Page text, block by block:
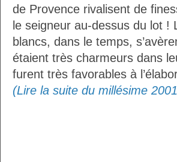
de Provence rivalisent de
le seigneur au-dessus du lot
blancs, dans le temps,
étaient très charmeurs dans
furent très favorables à
(Lire la suite du millésime